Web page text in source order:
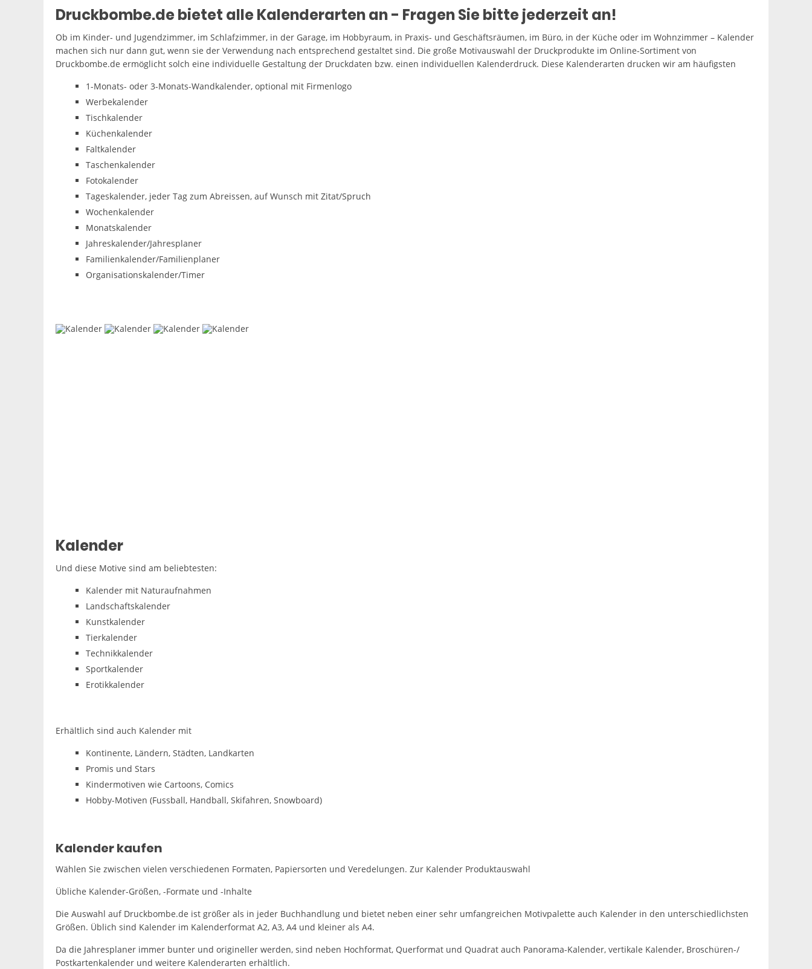
Druckbombe.de bietet alle Kalenderarten an - Fragen Sie bitte jederzeit an!
Ob im Kinder- und Jugendzimmer, im Schlafzimmer, in der Garage, im Hobbyraum, in Praxis- und Geschäftsräumen, im Büro, in der Küche oder im Wohnzimmer – Kalender
machen sich nur dann gut, wenn sie der Verwendung nach entsprechend gestaltet sind. Die große Motivauswahl der Druckprodukte im Online-Sortiment von
Druckbombe.de ermöglicht solch eine individuelle Gestaltung der Druckdaten bzw. einen individuellen Kalenderdruck. Diese Kalenderarten drucken wir am häufigsten
1-Monats- oder 3-Monats-Wandkalender, optional mit Firmenlogo
Werbekalender
Tischkalender
Küchenkalender
Faltkalender
Taschenkalender
Fotokalender
Tageskalender, jeder Tag zum Abreissen, auf Wunsch mit Zitat/Spruch
Wochenkalender
Monatskalender
Jahreskalender/Jahresplaner
Familienkalender/Familienplaner
Organisationskalender/Timer
Kalender
Und diese Motive sind am beliebtesten:
Kalender mit Naturaufnahmen
Landschaftskalender
Kunstkalender
Tierkalender
Technikkalender
Sportkalender
Erotikkalender
Erhältlich sind auch Kalender mit
Kontinente, Ländern, Städten, Landkarten
Promis und Stars
Kindermotiven wie Cartoons, Comics
Hobby-Motiven (Fussball, Handball, Skifahren, Snowboard)
Kalender kaufen
Wählen Sie zwischen vielen verschiedenen Formaten, Papiersorten und Veredelungen. Zur Kalender Produktauswahl
Übliche Kalender-Größen, -Formate und -Inhalte
Die Auswahl auf Druckbombe.de ist größer als in jeder Buchhandlung und bietet neben einer sehr umfangreichen Motivpalette auch Kalender in den unterschiedlichsten
Größen. Üblich sind Kalender im Kalenderformat A2, A3, A4 und kleiner als A4.
Da die Jahresplaner immer bunter und origineller werden, sind neben Hochformat, Querformat und Quadrat auch Panorama-Kalender, vertikale Kalender, Broschüren-/
Postkartenkalender und weitere Kalenderarten erhältlich.